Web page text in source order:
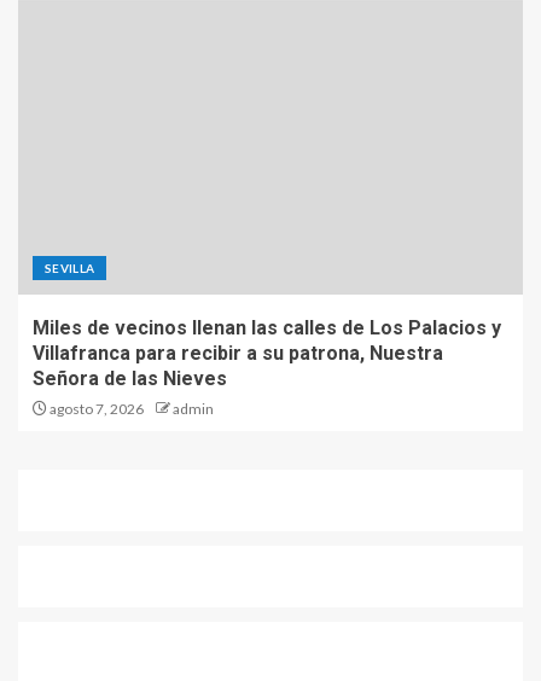
SEVILLA
Miles de vecinos llenan las calles de Los Palacios y
Villafranca para recibir a su patrona, Nuestra
Señora de las Nieves
agosto 7, 2026 admin